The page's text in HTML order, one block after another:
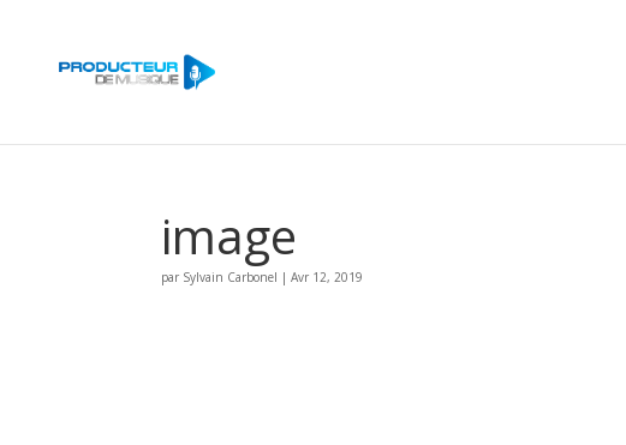
image
par Sylvain Carbonel |Avr 12, 2019